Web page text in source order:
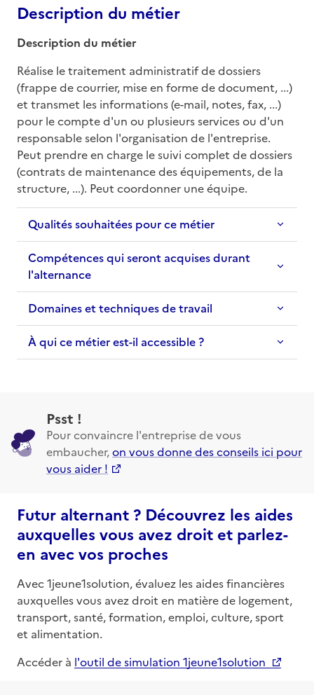
Description du métier
Description du métier
Réalise le traitement administratif de dossiers
(frappe de courrier, mise en forme de document, ...)
et transmet les informations (e-mail, notes, fax, ...)
pour le compte d'un ou plusieurs services ou d'un
responsable selon l'organisation de l'entreprise.
Peut prendre en charge le suivi complet de dossiers
(contrats de maintenance des équipements, de la
structure, ...). Peut coordonner une équipe.
Qualités souhaitées pour ce métier
Compétences qui seront acquises durant
l'alternance
Domaines et techniques de travail
À qui ce métier est-il accessible ?
Psst !
Pour convaincre l'entreprise de vous
embaucher,on vous donne des conseils ici pour
vous aider !
Futur alternant ? Découvrez les aides
auxquelles vous avez droit et parlez-
en avec vos proches
Avec 1jeune1solution, évaluez les aides financières
auxquelles vous avez droit en matière de logement,
transport, santé, formation, emploi, culture, sport
et alimentation.
Accéder à l'outil de simulation 1jeune1solution